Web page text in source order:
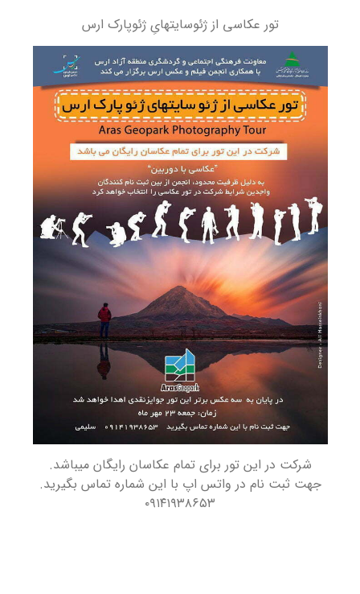
تور عکاسی از ژئوسایتهایِ ژئوپارک ارس
شرکت در این تور برای تمام عکاسان رایگان میباشد.
جهت ثبت نام در واتس اپ با این شماره تماس بگیرید.
۰۹۱۴۱۹۳۸۶۵۳